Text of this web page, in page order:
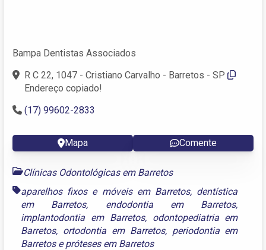
Bampa Dentistas Associados
R C 22, 1047 - Cristiano Carvalho - Barretos - SP
Endereço copiado!
(17) 99602-2833
Mapa Comente
Clínicas Odontológicas em Barretos
aparelhos fixos e móveis em Barretos, dentística
em Barretos, endodontia em Barretos,
implantodontia em Barretos, odontopediatria em
Barretos, ortodontia em Barretos, periodontia em
Barretosepróteses em Barretos